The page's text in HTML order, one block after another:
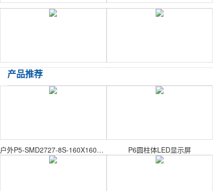
产品推荐
户外P5-SMD2727-8S-160X160mm户外表贴模组 P6圆柱体LED显示屏